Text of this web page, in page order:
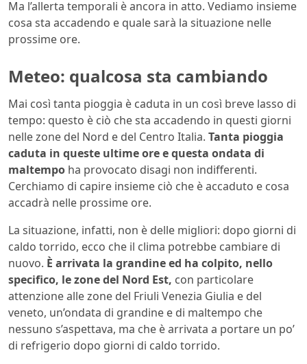
Ma l’allerta temporali è ancora in atto. Vediamo insieme
cosa sta accadendo e quale sarà la situazione nelle
prossime ore.
Meteo: qualcosa sta cambiando
Mai così tanta pioggia è caduta in un così breve lasso di
tempo: questo è ciò che sta accadendo in questi giorni
nelle zone del Nord e del Centro Italia. Tanta pioggia
caduta in queste ultime ore e questa ondata di
maltempo ha provocato disagi non indifferenti.
Cerchiamo di capire insieme ciò che è accaduto e cosa
accadrà nelle prossime ore.
La situazione, infatti, non è delle migliori: dopo giorni di
caldo torrido, ecco che il clima potrebbe cambiare di
nuovo. È arrivata la grandine ed ha colpito, nello
specifico, le zone del Nord Est, con particolare
attenzione alle zone del Friuli Venezia Giulia e del
veneto, un’ondata di grandine e di maltempo che
nessuno s’aspettava, ma che è arrivata a portare un po’
di refrigerio dopo giorni di caldo torrido.